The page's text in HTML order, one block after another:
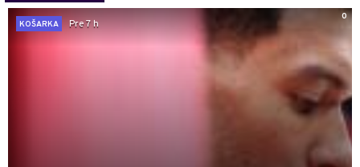
0
KOŠARKA
Pre 7 h